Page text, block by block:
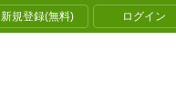
新規登録(無料) ログイン